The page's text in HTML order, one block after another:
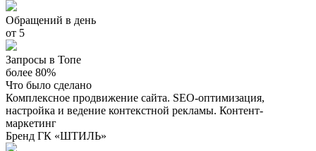
Обращений в день
от 5
Запросы в Топе
более 80%
Что было сделано
Комплексное продвижение сайта. SEO-оптимизация,
настройка и ведение контекстной рекламы. Контент-
маркетинг
Бренд ГК «ШТИЛЬ»